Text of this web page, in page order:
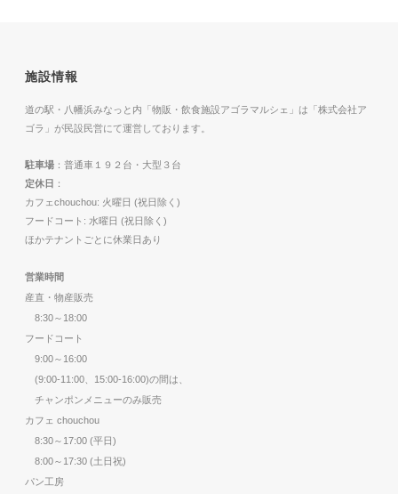
施設情報
道の駅・八幡浜みなっと内「物販・飲食施設アゴラマルシェ」は「株式会社ア
ゴラ」が民設民営にて運営しております。
駐車場 ：普通車１９２台・大型３台
定休日 ：
カフェchouchou: 火曜日 (祝日除く)
フードコート: 水曜日 (祝日除く)
ほかテナントごとに休業日あり
営業時間
産直・物産販売
8:30～18:00
フードコート
9:00～16:00
(9:00-11:00、15:00-16:00)の間は、
チャンポンメニューのみ販売
カフェ chouchou
8:30～17:00 (平日)
8:00～17:30 (土日祝)
パン工房